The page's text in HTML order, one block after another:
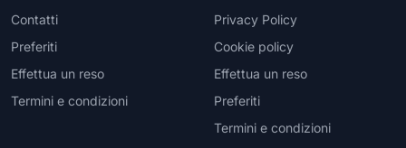
Contatti
Preferiti
Effettua un reso
Termini e condizioni
Privacy Policy
Cookie policy
Effettua un reso
Preferiti
Termini e condizioni